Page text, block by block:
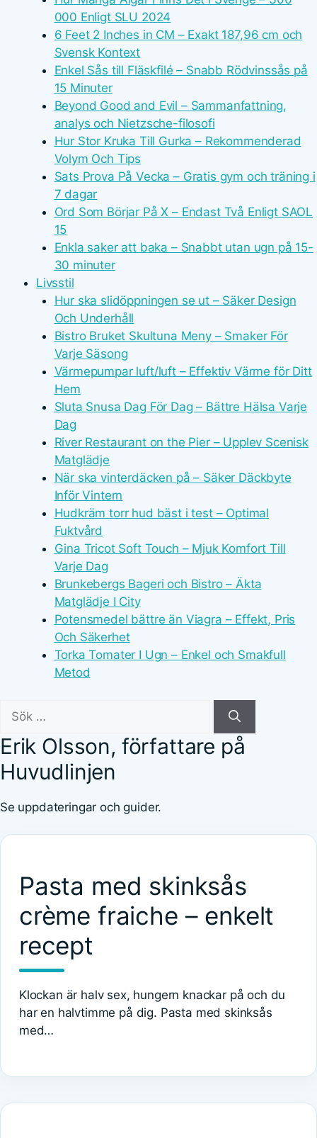
000 Enligt SLU 2024
6 Feet 2 Inches in CM – Exakt 187,96 cm och
Svensk Kontext
Enkel Sås till Fläskfilé – Snabb Rödvinssås på
15 Minuter
Beyond Good and Evil – Sammanfattning,
analys och Nietzsche-filosofi
Hur Stor Kruka Till Gurka – Rekommenderad
Volym Och Tips
Sats Prova På Vecka – Gratis gym och träning i
7 dagar
Ord Som Börjar På X – Endast Två Enligt SAOL
15
Enkla saker att baka – Snabbt utan ugn på 15-
30 minuter
Livsstil
Hur ska slidöppningen se ut – Säker Design
Och Underhåll
Bistro Bruket Skultuna Meny – Smaker För
Varje Säsong
Värmepumpar luft/luft – Effektiv Värme för Ditt
Hem
Sluta Snusa Dag För Dag – Bättre Hälsa Varje
Dag
River Restaurant on the Pier – Upplev Scenisk
Matglädje
När ska vinterdäcken på – Säker Däckbyte
Inför Vintern
Hudkräm torr hud bäst i test – Optimal
Fuktvård
Gina Tricot Soft Touch – Mjuk Komfort Till
Varje Dag
Brunkebergs Bageri och Bistro – Äkta
Matglädje I City
Potensmedel bättre än Viagra – Effekt, Pris
Och Säkerhet
Torka Tomater I Ugn – Enkel och Smakfull
Metod
efter:
Erik Olsson, författare på
Huvudlinjen
Se uppdateringar och guider.
Pasta med skinksås
crème fraiche – enkelt
recept
Klockan är halv sex, hungern knackar på och du
har en halvtimme på dig. Pasta med skinksås
med…